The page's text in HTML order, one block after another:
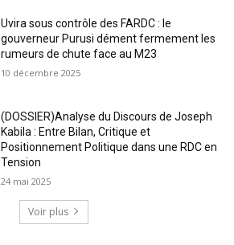
Uvira sous contrôle des FARDC : le
gouverneur Purusi dément fermement les
rumeurs de chute face au M23
10 décembre 2025
(DOSSIER)Analyse du Discours de Joseph
Kabila : Entre Bilan, Critique et
Positionnement Politique dans une RDC en
Tension
24 mai 2025
Voir plus